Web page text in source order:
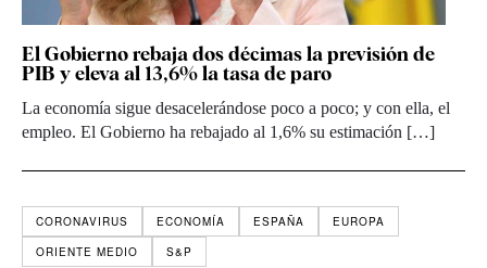
El Gobierno rebaja dos décimas la previsión de
PIB y eleva al 13,6% la tasa de paro
La economía sigue desacelerándose poco a poco; y con ella, el
empleo. El Gobierno ha rebajado al 1,6% su estimación […]
CORONAVIRUS ECONOMÍA ESPAÑA
EUROPA
ORIENTE MEDIO
S&P